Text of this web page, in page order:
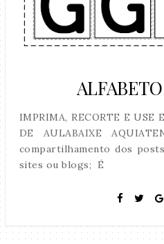
IMPRIMA, RECORTE E USE
DE AULABAIXE
compartilhamento dos
sites ou blogs; É